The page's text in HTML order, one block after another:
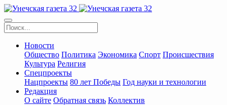
Новости
Общество Политика Экономика Спорт Происшествия
Культура Религия
Спецпроекты
Нацпроекты 80 лет Победы Год науки и технологии
Редакция
О сайте Обратная связь Коллектив